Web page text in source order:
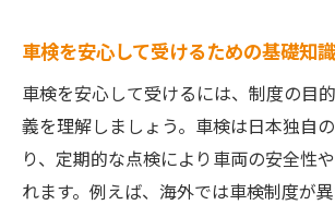
車検を安心して受けるための基礎知識
車検を安心して受けるには、制度の目
義を理解しましょう。車検は日本独自
り、定期的な点検により車両の安全性
れます。例えば、海外では車検制度が